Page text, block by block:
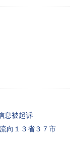
息被起诉
向１３省３７市